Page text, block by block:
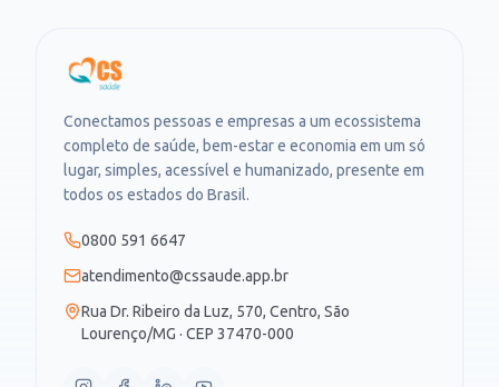
Conectamos pessoas e empresas a um ecossistema
completo de saúde, bem-estar e economia em um só
lugar, simples, acessível e humanizado, presente em
todos os estados do Brasil.
0800 591 6647
atendimento@cssaude.app.br
Rua Dr. Ribeiro da Luz, 570, Centro, São
Lourenço/MG · CEP 37470-000